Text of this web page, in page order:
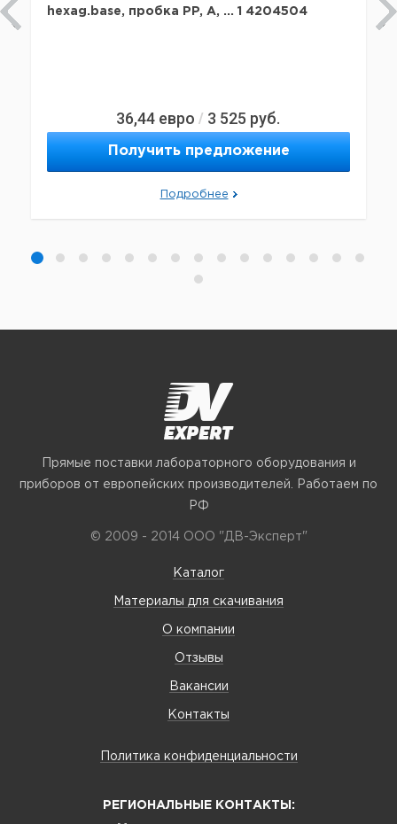
hexag.base, пробка PP, A, ... 1 4204504
36,44 евро / 3 525 руб.
Получить предложение
Подробнее
Прямые поставки лабораторного оборудования и
приборов от европейских производителей. Работаем по
РФ
© 2009 - 2014 ООО "ДВ-Эксперт"
Каталог
Материалы для скачивания
О компании
Отзывы
Вакансии
Контакты
Политика конфиденциальности
РЕГИОНАЛЬНЫЕ КОНТАКТЫ: